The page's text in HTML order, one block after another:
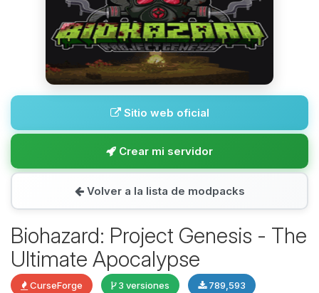
Sitio web oficial
Crear mi servidor
Volver a la lista de modpacks
Biohazard: Project Genesis - The
Ultimate Apocalypse
CurseForge 3 versiones 789,593